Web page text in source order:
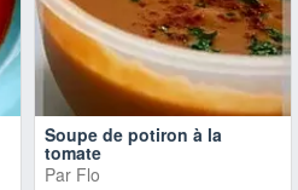
Soupe de potiron à la
tomate
Par Flo